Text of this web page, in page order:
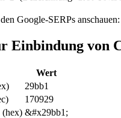
Google-SERPs anschauen:
Einbindung
Wert
29bb1
170929
&#x29bb1;